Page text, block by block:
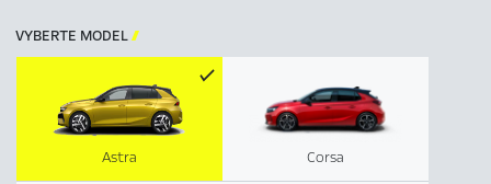
VYBERTE MODEL
Corsa
Astra